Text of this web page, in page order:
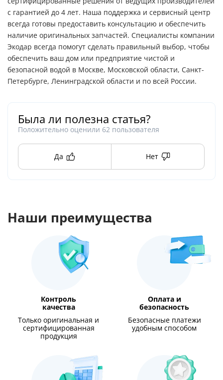
с гарантией до 4 лет. Наша поддержка и сервисный центр
всегда готовы предоставить консультацию и обеспечить
наличие оригинальных запчастей. Специалисты компании
Экодар всегда помогут сделать правильный выбор, чтобы
обеспечить ваш дом или предприятие чистой и
безопасной водой в Москве, Московской области, Санкт-
Петербурге, Ленинградской области и по всей России.
Была ли полезна статья?
Положительно оценили 62 пользователя
Да Нет
Наши преимущества
Контроль
качества
Только оригинальная и
сертифицированная
продукция
Оплата и
безопасность
Безопасные платежи
удобным способом